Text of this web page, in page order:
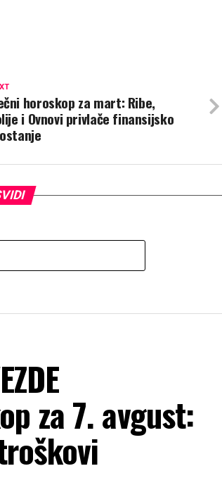
horoskop za mart: Ribe,
i Ovnovi privlače finansijsko
za 7. avgust: